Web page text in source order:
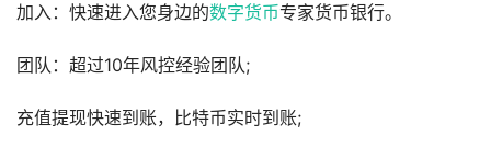
加入：快速进入您身边的数字货币专家货币银行。
团队：超过10年风控经验团队;
充值提现快速到账，比特币实时到账;